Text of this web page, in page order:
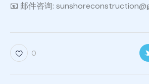
📧 邮件咨询:
0